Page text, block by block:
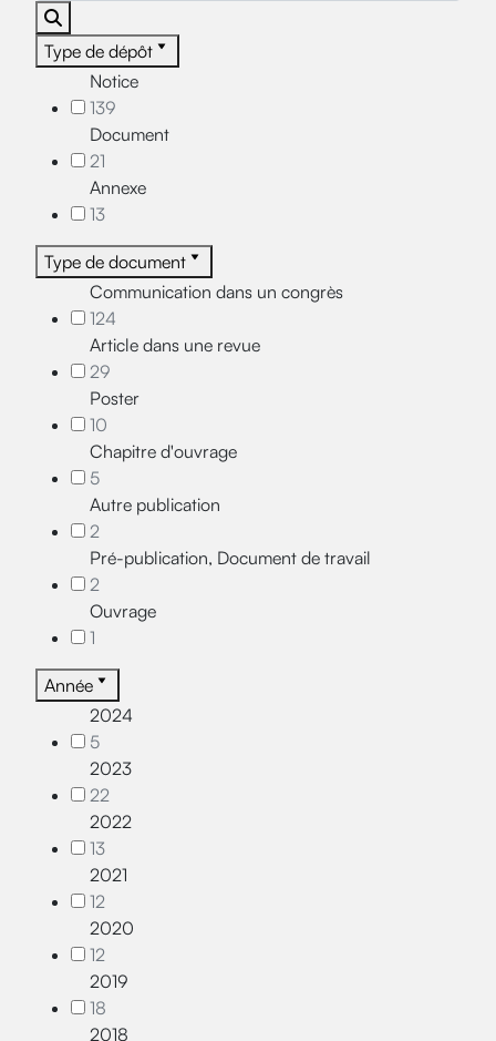
Type de dépôt
Notice
139
Document
21
Annexe
13
Type de document
Communication dans un congrès
124
Article dans une revue
29
Poster
10
Chapitre d'ouvrage
5
Autre publication
2
Pré-publication, Document de travail
2
Ouvrage
1
Année
2024
5
2023
22
2022
13
2021
12
2020
12
2019
18
2018